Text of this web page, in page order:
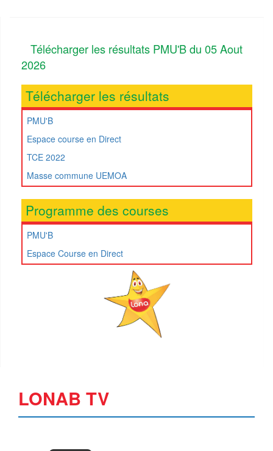
Télécharger les résultats PMU'B du 05 Aout
2026
Télécharger les résultats
PMU'B
Espace course en Direct
TCE 2022
Masse commune UEMOA
Programme des courses
PMU'B
Espace Course en Direct
LONAB TV